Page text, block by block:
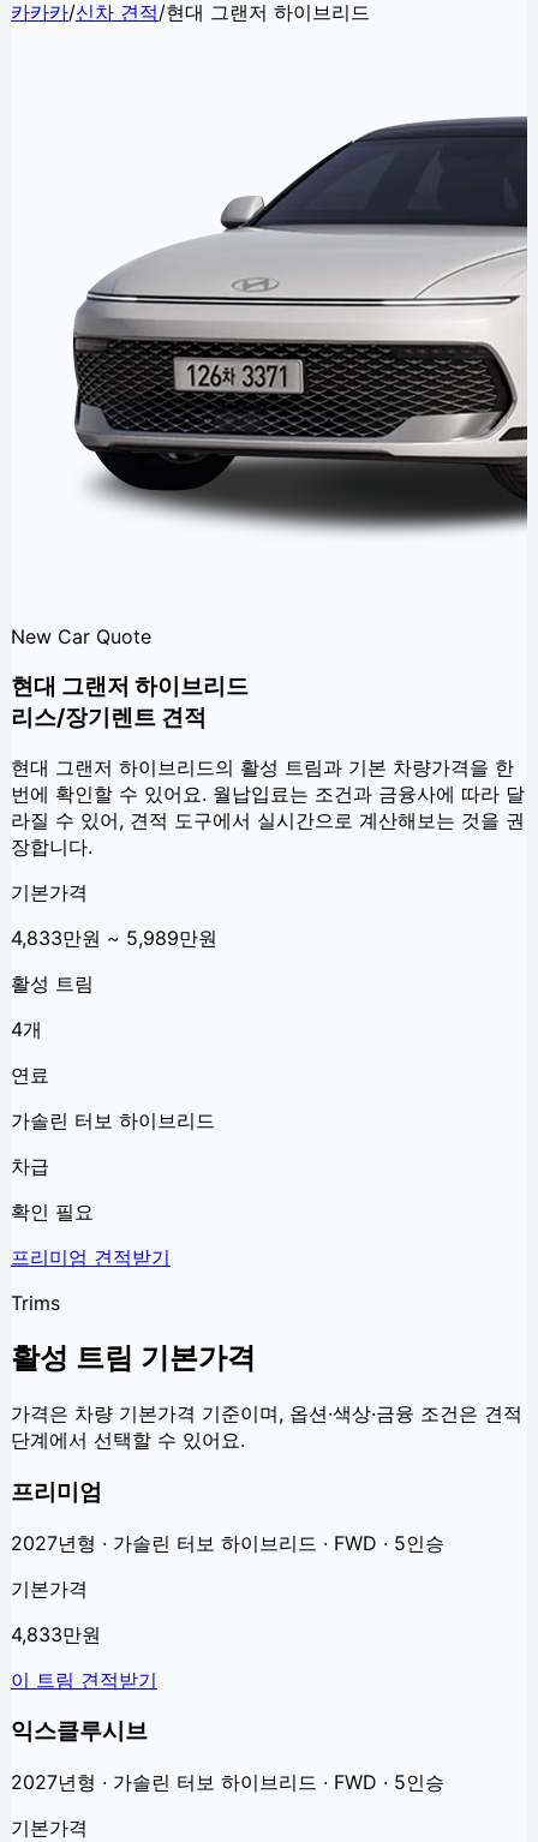
카카카/신차 견적/현대 그랜저 하이브리드
New Car Quote
현대 그랜저 하이브리드
리스/장기렌트 견적
현대 그랜저 하이브리드의 활성 트림과 기본 차량가격을 한
번에 확인할 수 있어요. 월납입료는 조건과 금융사에 따라 달
라질 수 있어, 견적 도구에서 실시간으로 계산해보는 것을 권
장합니다.
기본가격
4,833만원 ~ 5,989만원
활성 트림
4개
연료
가솔린 터보 하이브리드
차급
확인 필요
프리미엄 견적받기
Trims
활성 트림 기본가격
가격은 차량 기본가격 기준이며, 옵션·색상·금융 조건은 견적
단계에서 선택할 수 있어요.
프리미엄
2027년형 · 가솔린 터보 하이브리드 · FWD · 5인승
기본가격
4,833만원
이 트림 견적받기
익스클루시브
2027년형 · 가솔린 터보 하이브리드 · FWD · 5인승
기본가격